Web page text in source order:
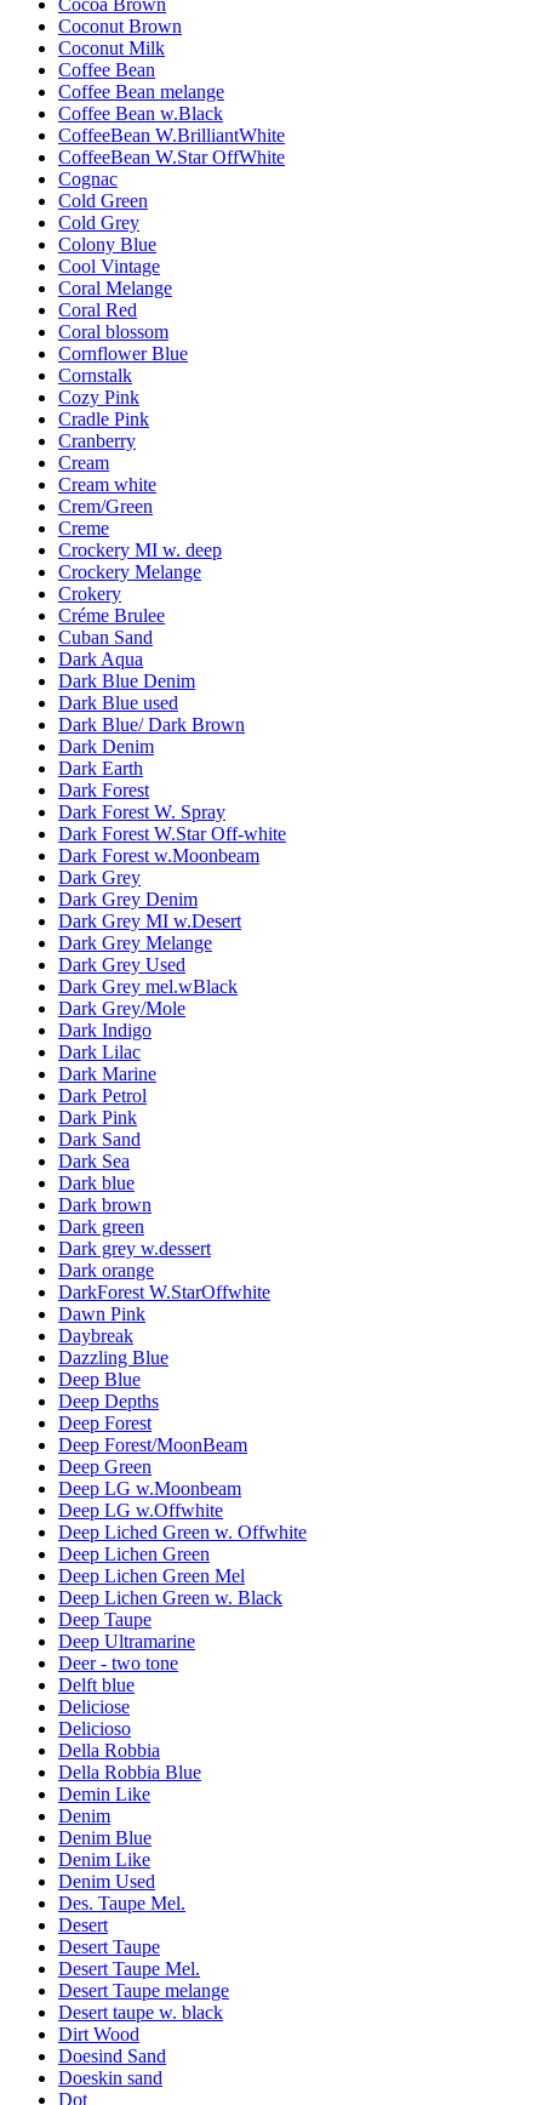
Cocoa Brown
Coconut Brown
Coconut Milk
Coffee Bean
Coffee Bean melange
Coffee Bean w.Black
CoffeeBean W.BrilliantWhite
CoffeeBean W.Star OffWhite
Cognac
Cold Green
Cold Grey
Colony Blue
Cool Vintage
Coral Melange
Coral Red
Coral blossom
Cornflower Blue
Cornstalk
Cozy Pink
Cradle Pink
Cranberry
Cream
Cream white
Crem/Green
Creme
Crockery MI w. deep
Crockery Melange
Crokery
Créme Brulee
Cuban Sand
Dark Aqua
Dark Blue Denim
Dark Blue used
Dark Blue/ Dark Brown
Dark Denim
Dark Earth
Dark Forest
Dark Forest W. Spray
Dark Forest W.Star Off-white
Dark Forest w.Moonbeam
Dark Grey
Dark Grey Denim
Dark Grey MI w.Desert
Dark Grey Melange
Dark Grey Used
Dark Grey mel.wBlack
Dark Grey/Mole
Dark Indigo
Dark Lilac
Dark Marine
Dark Petrol
Dark Pink
Dark Sand
Dark Sea
Dark blue
Dark brown
Dark green
Dark grey w.dessert
Dark orange
DarkForest W.StarOffwhite
Dawn Pink
Daybreak
Dazzling Blue
Deep Blue
Deep Depths
Deep Forest
Deep Forest/MoonBeam
Deep Green
Deep LG w.Moonbeam
Deep LG w.Offwhite
Deep Liched Green w. Offwhite
Deep Lichen Green
Deep Lichen Green Mel
Deep Lichen Green w. Black
Deep Taupe
Deep Ultramarine
Deer - two tone
Delft blue
Deliciose
Delicioso
Della Robbia
Della Robbia Blue
Demin Like
Denim
Denim Blue
Denim Like
Denim Used
Des. Taupe Mel.
Desert
Desert Taupe
Desert Taupe Mel.
Desert Taupe melange
Desert taupe w. black
Dirt Wood
Doesind Sand
Doeskin sand
Dot